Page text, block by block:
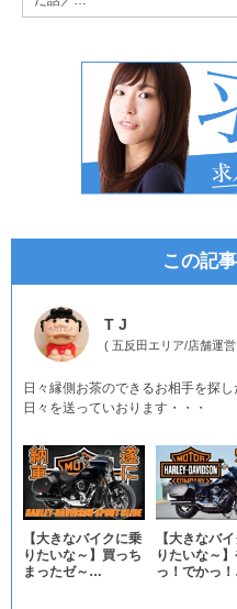
この記
T J
( 五反田エリア/店舗運
日々縁側お茶のできるお相手を探
日々を送っていおります・・・
【大きなバイクに乗
りたいな～】買っち
まったゼ～…
【大きなバ
りたいな～
っ！でかっ